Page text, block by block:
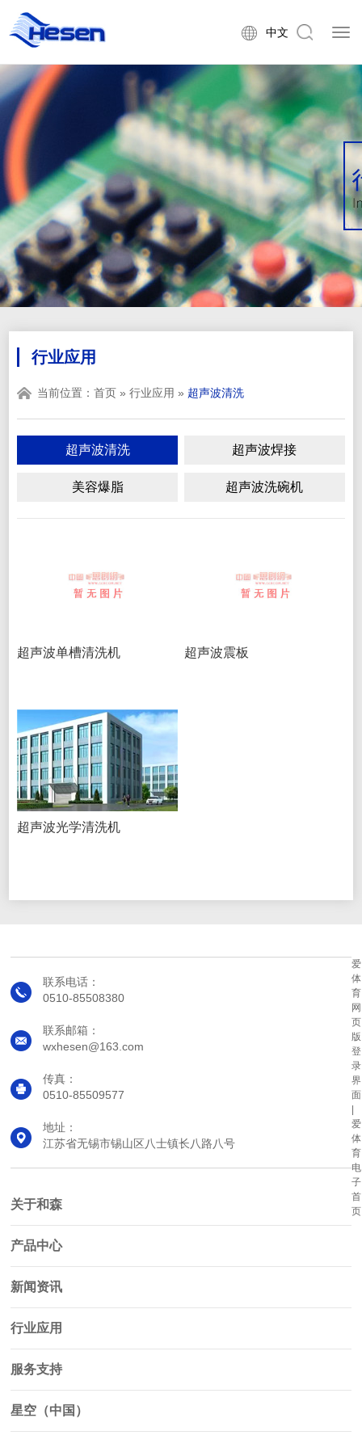
中文
行业应用
当前位置：首页 »行业应用 » 超声波清洗
超声波清洗 超声波焊接
美容爆脂 超声波洗碗机
超声波单槽清洗机 超声波震板
超声波光学清洗机
联系电话：
0510-85508380
联系邮箱：
wxhesen@163.com
传真：
0510-85509577
地址：
江苏省无锡市锡山区八士镇长八路八号
关于和森
产品中心
新闻资讯
行业应用
服务支持
星空（中国）
爱
体
育
网
页
版
登
录
界
面
|
爱
体
育
电
子
首
页